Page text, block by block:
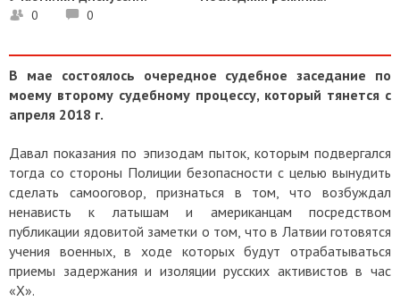
0 0
В мае состоялось очередное судебное заседание по
моему второму судебному процессу, который тянется с
апреля 2018 г.
Давал показания по эпизодам пыток, которым подвергался
тогда со стороны Полиции безопасности с целью вынудить
сделать самооговор, признаться в том, что возбуждал
ненависть к латышам и американцам посредством
публикации ядовитой заметки о том, что в Латвии готовятся
учения военных, в ходе которых будут отрабатываться
приемы задержания и изоляции русских активистов в час
«Х».